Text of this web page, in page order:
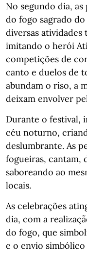
No segundo dia,
do fogo sagrado
diversas atividades
imitando o herói
competições de
canto e duelos de
abundam o riso, a
deixam envolver
Durante o festival,
céu noturno,
deslumbrante. As
fogueiras, cantam,
saboreando ao
locais.
As celebrações
dia, com a
do fogo, que
e o envio